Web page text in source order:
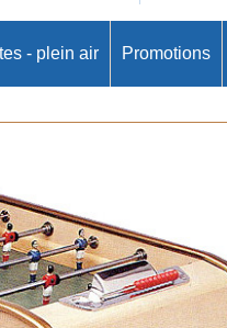
- plein air Promotions